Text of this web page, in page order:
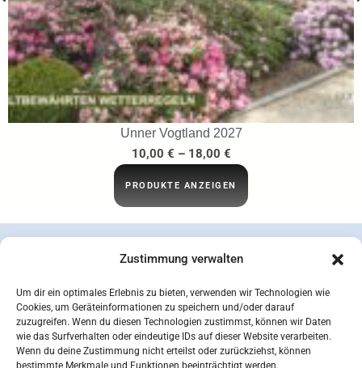
Zustimmung verwalten
Um dir ein optimales Erlebnis zu bieten, verwenden wir Technologien wie
Cookies, um Geräteinformationen zu speichern und/oder darauf
zuzugreifen. Wenn du diesen Technologien zustimmst, können wir Daten
wie das Surfverhalten oder eindeutige IDs auf dieser Website verarbeiten.
Wenn du deine Zustimmung nicht erteilst oder zurückziehst, können
bestimmte Merkmale und Funktionen beeinträchtigt werden.
Unner Vogtland 2027
10,00 € – 18,00 €
PRODUKTE ANZEIGEN